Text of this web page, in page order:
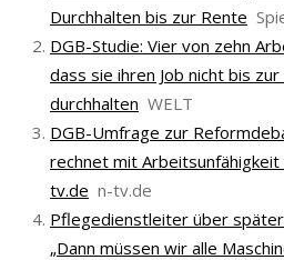
Durchhalten bis zur Rente
DGB-Studie: Vier von zehn
dass sie ihren Job nicht bis
durchhalten WELT
DGB-Umfrage zur
rechnet mit
tv.de n-tv.de
Pflegedienstleiter über
„Dann müssen wir alle